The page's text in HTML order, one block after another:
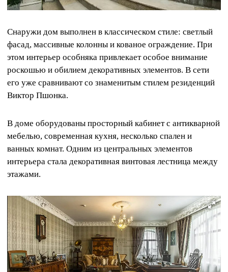
Снаружи дом выполнен в классическом стиле: светлый
фасад, массивные колонны и кованое ограждение. При
этом интерьер особняка привлекает особое внимание
роскошью и обилием декоративных элементов. В сети
его уже сравнивают со знаменитым стилем резиденций
Виктор Пшонка.
В доме оборудованы просторный кабинет с антикварной
мебелью, современная кухня, несколько спален и
ванных комнат. Одним из центральных элементов
интерьера стала декоративная винтовая лестница между
этажами.